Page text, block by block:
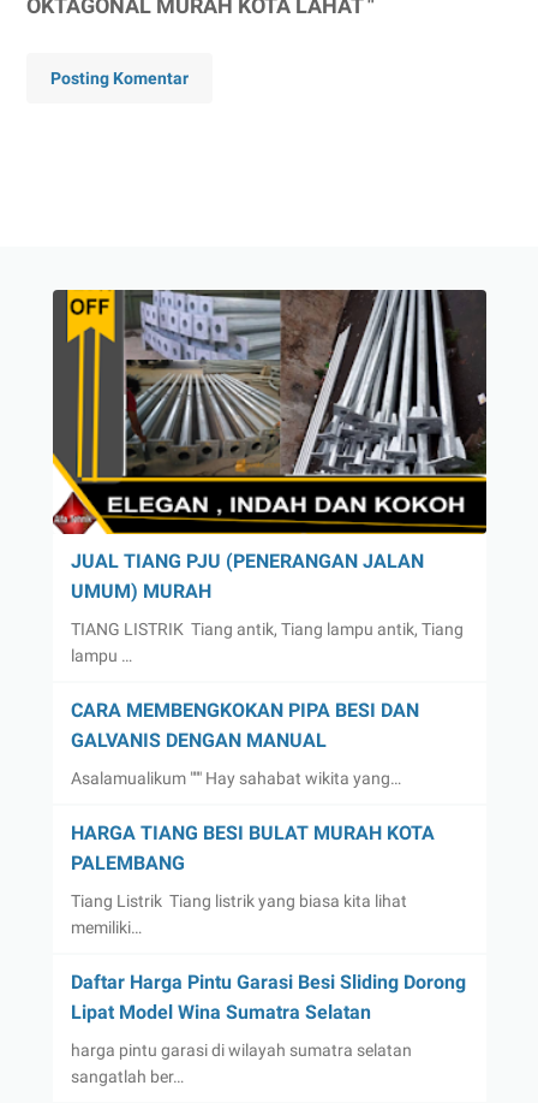
OKTAGONAL MURAH KOTA LAHAT "
Posting Komentar
JUAL TIANG PJU (PENERANGAN JALAN
UMUM) MURAH
TIANG LISTRIK Tiang antik, Tiang lampu antik, Tiang
lampu …
CARA MEMBENGKOKAN PIPA BESI DAN
GALVANIS DENGAN MANUAL
Asalamualikum """ Hay sahabat wikita yang…
HARGA TIANG BESI BULAT MURAH KOTA
PALEMBANG
Tiang Listrik Tiang listrik yang biasa kita lihat
memiliki…
Daftar Harga Pintu Garasi Besi Sliding Dorong
Lipat Model Wina Sumatra Selatan
harga pintu garasi di wilayah sumatra selatan
sangatlah ber…